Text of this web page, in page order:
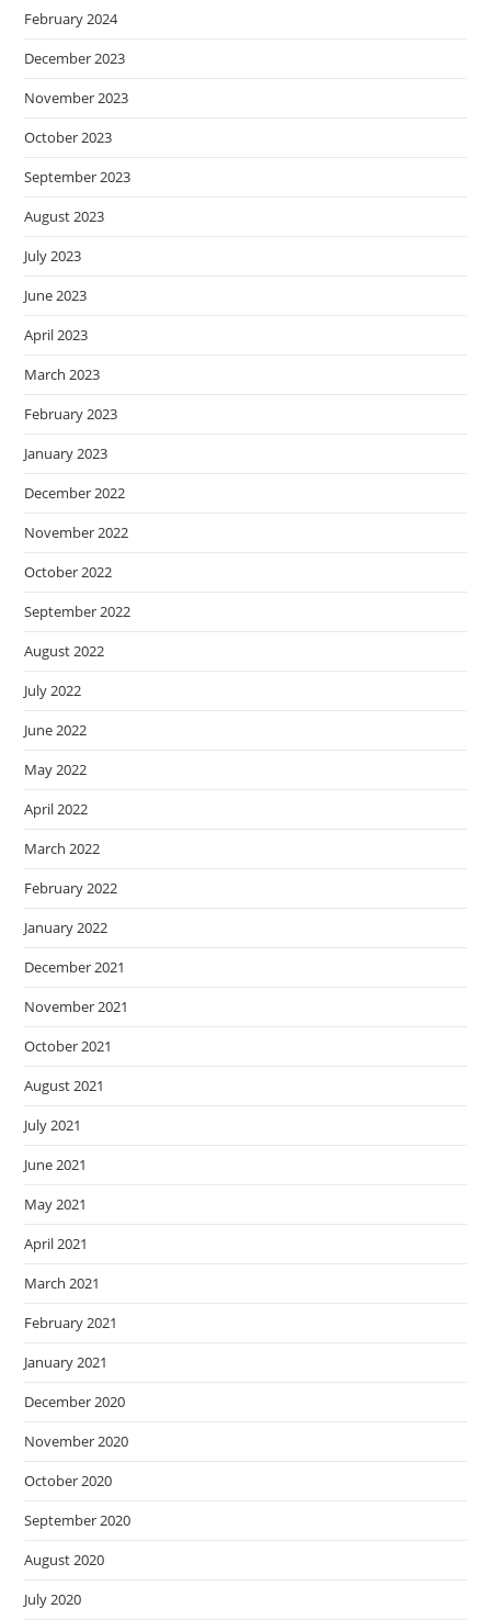
February 2024
December 2023
November 2023
October 2023
September 2023
August 2023
July 2023
June 2023
April 2023
March 2023
February 2023
January 2023
December 2022
November 2022
October 2022
September 2022
August 2022
July 2022
June 2022
May 2022
April 2022
March 2022
February 2022
January 2022
December 2021
November 2021
October 2021
August 2021
July 2021
June 2021
May 2021
April 2021
March 2021
February 2021
January 2021
December 2020
November 2020
October 2020
September 2020
August 2020
July 2020